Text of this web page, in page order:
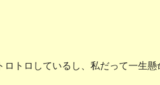
ロトロしているし、私だって一生懸